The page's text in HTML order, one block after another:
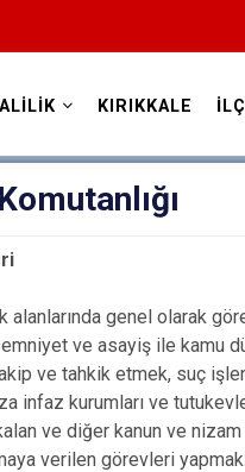
KIRIKKALE
alanlarında genel olarak
ve asayiş ile kamu
takip ve tahkik etmek, suç
infaz kurumları ve
ve diğer kanun ve
verilen görevleri yapmak.